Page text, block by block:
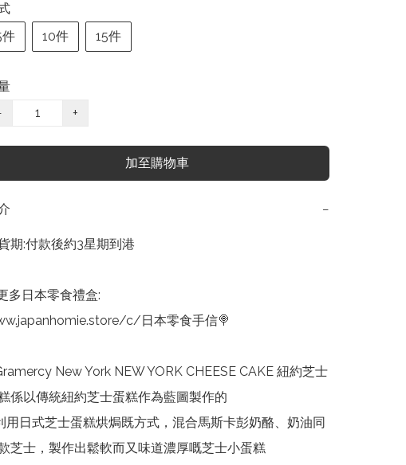
10件 15件
+
加至購物車
−
期:付款後約3星期到港
多日本零食禮盒:
c/日本零食手信🍭
New York NEW YORK CHEESE CAKE 紐約芝士
係以傳統紐約芝士蛋糕作為藍圖製作的
用日式芝士蛋糕烘焗既方式，混合馬斯卡彭奶酪、奶油同
芝士，製作出鬆軟而又味道濃厚嘅芝士小蛋糕